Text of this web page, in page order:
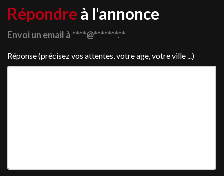
Répondre à l'annonce
Envoi un email à ****@*******.**
Réponse (précisez vos attentes, votre age, votre ville ...)